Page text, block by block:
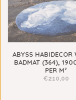
ABYSS HABIDECOR
BADMAT (364),
PER M²
€210,00